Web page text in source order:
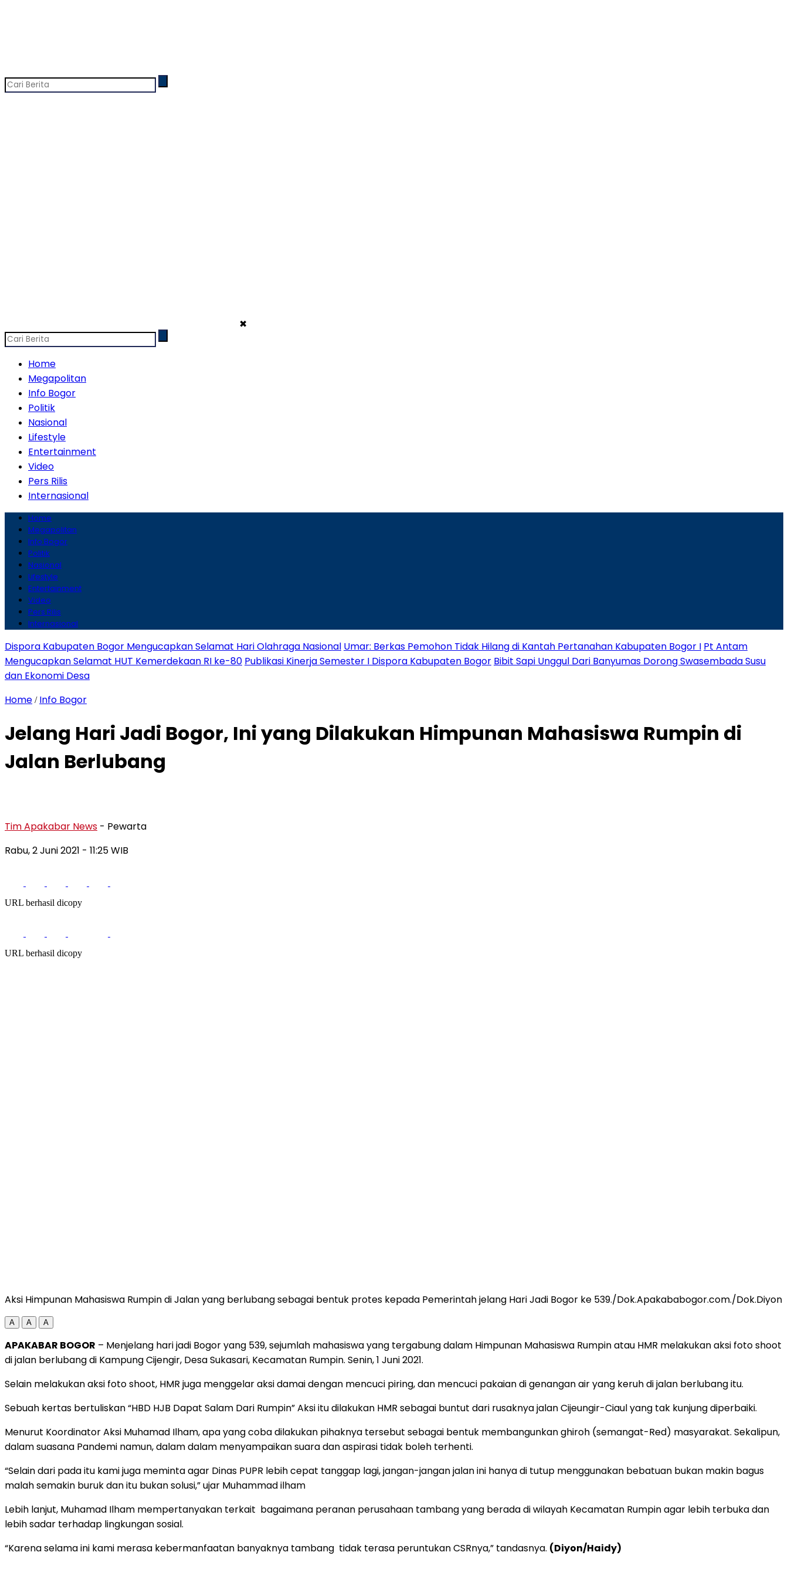
✖
Home
Megapolitan
Info Bogor
Politik
Nasional
Lifestyle
Entertainment
Video
Pers Rilis
Internasional
Home
Megapolitan
Info Bogor
Politik
Nasional
Lifestyle
Entertainment
Video
Pers Rilis
Internasional
Dispora Kabupaten Bogor Mengucapkan Selamat Hari Olahraga Nasional Umar: Berkas Pemohon Tidak Hilang di Kantah Pertanahan Kabupaten Bogor I Pt Antam
Mengucapkan Selamat HUT Kemerdekaan RI ke-80 Publikasi Kinerja Semester I Dispora Kabupaten Bogor Bibit Sapi Unggul Dari Banyumas Dorong Swasembada Susu
dan Ekonomi Desa
Home / Info Bogor
Jelang Hari Jadi Bogor, Ini yang Dilakukan Himpunan Mahasiswa Rumpin di
Jalan Berlubang
Tim Apakabar News - Pewarta
Rabu, 2 Juni 2021 - 11:25 WIB
URL berhasil dicopy
URL berhasil dicopy
Aksi Himpunan Mahasiswa Rumpin di Jalan yang berlubang sebagai bentuk protes kepada Pemerintah jelang Hari Jadi Bogor ke 539./Dok.Apakababogor.com./Dok.Diyon
A A A
APAKABAR BOGOR – Menjelang hari jadi Bogor yang 539, sejumlah mahasiswa yang tergabung dalam Himpunan Mahasiswa Rumpin atau HMR melakukan aksi foto shoot
di jalan berlubang di Kampung Cijengir, Desa Sukasari, Kecamatan Rumpin. Senin, 1 Juni 2021.
Selain melakukan aksi foto shoot, HMR juga menggelar aksi damai dengan mencuci piring, dan mencuci pakaian di genangan air yang keruh di jalan berlubang itu.
Sebuah kertas bertuliskan “HBD HJB Dapat Salam Dari Rumpin” Aksi itu dilakukan HMR sebagai buntut dari rusaknya jalan Cijeungir-Ciaul yang tak kunjung diperbaiki.
Menurut Koordinator Aksi Muhamad Ilham, apa yang coba dilakukan pihaknya tersebut sebagai bentuk membangunkan ghiroh (semangat-Red) masyarakat. Sekalipun,
dalam suasana Pandemi namun, dalam dalam menyampaikan suara dan aspirasi tidak boleh terhenti.
“Selain dari pada itu kami juga meminta agar Dinas PUPR lebih cepat tanggap lagi, jangan-jangan jalan ini hanya di tutup menggunakan bebatuan bukan makin bagus
malah semakin buruk dan itu bukan solusi,” ujar Muhammad ilham
Lebih lanjut, Muhamad Ilham mempertanyakan terkait bagaimana peranan perusahaan tambang yang berada di wilayah Kecamatan Rumpin agar lebih terbuka dan
lebih sadar terhadap lingkungan sosial.
“Karena selama ini kami merasa kebermanfaatan banyaknya tambang tidak terasa peruntukan CSRnya,” tandasnya. (Diyon/Haidy)